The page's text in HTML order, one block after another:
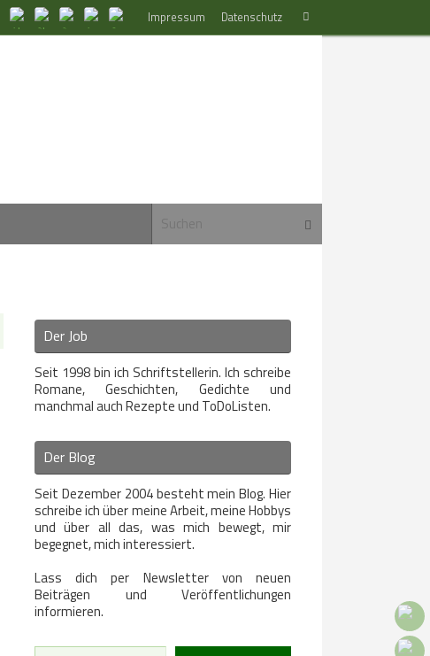
Impressum Datenschutz
nach:
Suchen
Suchen
Der Job
Seit 1998 bin ich Schriftstellerin. Ich schreibe
Romane, Geschichten, Gedichte und
manchmal auch Rezepte und ToDoListen.
Der Blog
Seit Dezember 2004 besteht mein Blog. Hier
schreibe ich über meine Arbeit, meine Hobbys
und über all das, was mich bewegt, mir
begegnet, mich interessiert.
Lass dich per Newsletter von neuen
Beiträgen und Veröffentlichungen
informieren.
Type your email…